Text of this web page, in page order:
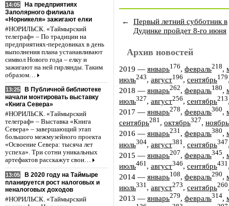
14:05
На предприятиях
Заполярного филиала
«Норникеля» зажигают елки
#НОРИЛЬСК. «Таймырский
телеграф» – По традиции на
предприятиях-передовиках в день
выполнения плана устанавливают
символ Нового года – елку и
зажигают на ней гирлянды. Таким
образом…
13:25
В Публичной библиотеке
начали монтировать выставку
«Книга Севера»
#НОРИЛЬСК. «Таймырский
телеграф» – Выставка «Книга
Севера» – завершающий этап
большого межмузейного проекта
«Освоение Севера: тысяча лет
успеха». Три сотни уникальных
артефактов расскажут свои…
13:05
В 2020 году на Таймыре
планируется рост налоговых и
неналоговых доходов
#НОРИЛЬСК. «Таймырский
←
Первый летний субботник в
Дудинке пройдет 8-го июня
Архив новостей
2019 — январь176, февраль218,
июль243, август196, сентябрь179
2018 — январь262, февраль180,
июль327, август256, сентябрь213
2017 — январь278, февраль360,
сентябрь281, октябрь327, ноябрь
2016 — январь231, февраль380,
июль304, август381 , сентябрь347
2015 — январь207, февраль345,
июль461 , август346, сентябрь431
2014 — январь108, февраль290,
июль331 , август273, сентябрь260
2013 — январь279, февраль314,